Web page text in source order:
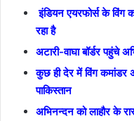
इंडियन एयरफोर्स के विंग
रहा है
अटारी-वाघा बॉर्डर पहुंचे
कुछ ही देर में विंग कमांडर
पाकिस्तान
अभिनन्दन को लाहौर के